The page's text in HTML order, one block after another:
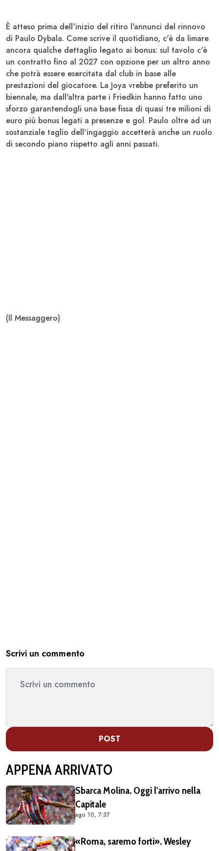
È atteso prima dell'inizio del ritiro l'annunci del rinnovo
di Paulo Dybala. Come scrive il quotidiano, c'è da limare
ancora qualche dettaglio legato ai bonus: sul tavolo c'è
un contratto fino al 2027 con opzione per un altro anno
che potrà essere esercitata dal club in base alle
prestazioni del giocatore. La Joya vrebbe preferito un
biennale, ma dall'altra parte i Friedkin hanno fatto uno
sforzo garantendogli una base fissa di quasi tre milioni di
euro più bonus legati a presenze e gol. Paulo oltre ad un
sostanziale taglio dell'ingaggio accetterà anche un ruolo
di secondo piano rispetto agli anni passati.
(Il Messaggero)
Scrivi un commento
POST
APPENA ARRIVATO
Sbarca Molina. Oggi l'arrivo nella
Capitale
ago 10, 7:37
«Roma, saremo forti». Wesley